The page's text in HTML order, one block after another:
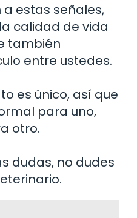
estas señales,
calidad de vida
también
entre ustedes.
es único, así que
para uno,
otro.
dudas, no dudes